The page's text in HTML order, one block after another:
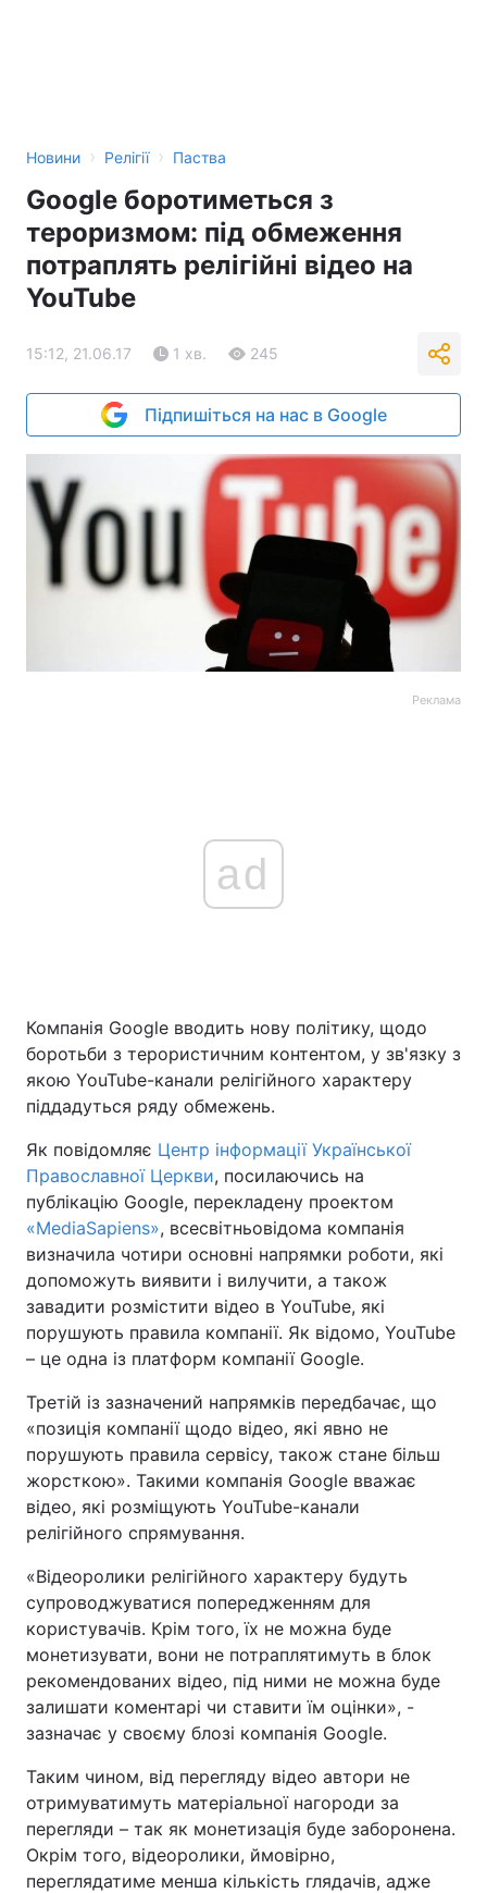
Новини › Релігії › Паства
Google боротиметься з
тероризмом: під обмеження
потраплять релігійні відео на
YouTube
15:12, 21.06.17 1 хв. 245
Підпишіться на нас в Google
Реклама
ad
Компанія Google вводить нову політику, щодо
боротьби з терористичним контентом, у зв'язку з
якою YouTube-канали релігійного характеру
піддадуться ряду обмежень.
Як повідомляє Центр інформації Української
Православної Церкви, посилаючись на
публікацію Google, перекладену проектом
«MediaSapiens», всесвітньовідома компанія
визначила чотири основні напрямки роботи, які
допоможуть виявити і вилучити, а також
завадити розмістити відео в YouTube, які
порушують правила компанії. Як відомо, YouTube
– це одна із платформ компанії Google.
Третій із зазначений напрямків передбачає, що
«позиція компанії щодо відео, які явно не
порушують правила сервісу, також стане більш
жорсткою». Такими компанія Google вважає
відео, які розміщують YouTube-канали
релігійного спрямування.
«Відеоролики релігійного характеру будуть
супроводжуватися попередженням для
користувачів. Крім того, їх не можна буде
монетизувати, вони не потраплятимуть в блок
рекомендованих відео, під ними не можна буде
залишати коментарі чи ставити їм оцінки», -
зазначає у своєму блозі компанія Google.
Таким чином, від перегляду відео автори не
отримуватимуть матеріальної нагороди за
перегляди – так як монетизація буде заборонена.
Окрім того, відеоролики, ймовірно,
переглядатиме менша кількість глядачів, адже